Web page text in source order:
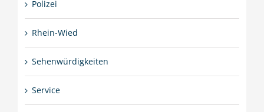
Polizei
Rhein-Wied
Sehenwürdigkeiten
Service